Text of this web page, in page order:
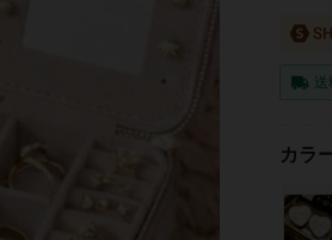
送
カラ